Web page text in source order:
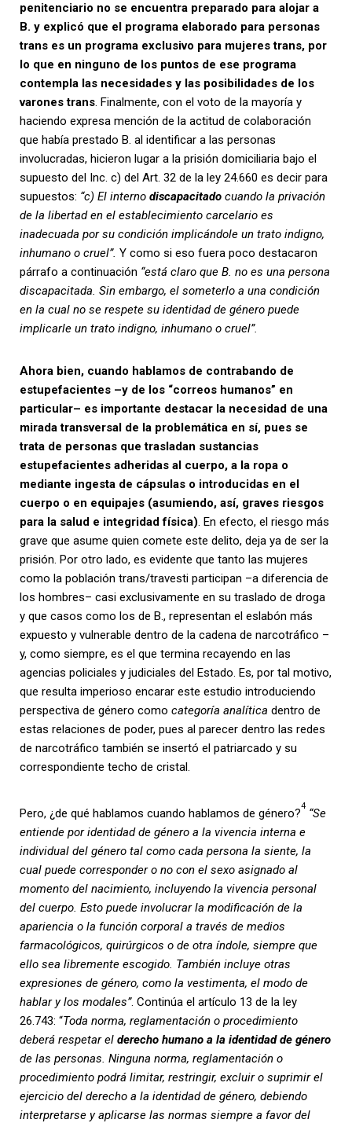
penitenciario no se encuentra preparado para alojar a
B. y explicó que el programa elaborado para personas
trans es un programa exclusivo para mujeres trans, por
lo que en ninguno de los puntos de ese programa
contempla las necesidades y las posibilidades de los
varones trans. Finalmente, con el voto de la mayoría y
haciendo expresa mención de la actitud de colaboración
que había prestado B. al identificar a las personas
involucradas, hicieron lugar a la prisión domiciliaria bajo el
supuesto del Inc. c) del Art. 32 de la ley 24.660 es decir para
supuestos: “c) El interno discapacitado cuando la privación
de la libertad en el establecimiento carcelario es
inadecuada por su condición implicándole un trato indigno,
inhumano o cruel”. Y como si eso fuera poco destacaron
párrafo a continuación “está claro que B. no es una persona
discapacitada. Sin embargo, el someterlo a una condición
en la cual no se respete su identidad de género puede
implicarle un trato indigno, inhumano o cruel”.
Ahora bien, cuando hablamos de contrabando de
estupefacientes –y de los “correos humanos” en
particular– es importante destacar la necesidad de una
mirada transversal de la problemática en sí, pues se
trata de personas que trasladan sustancias
estupefacientes adheridas al cuerpo, a la ropa o
mediante ingesta de cápsulas o introducidas en el
cuerpo o en equipajes (asumiendo, así, graves riesgos
para la salud e integridad física). En efecto, el riesgo más
grave que asume quien comete este delito, deja ya de ser la
prisión. Por otro lado, es evidente que tanto las mujeres
como la población trans/travesti participan –a diferencia de
los hombres– casi exclusivamente en su traslado de droga
y que casos como los de B., representan el eslabón más
expuesto y vulnerable dentro de la cadena de narcotráfico –
y, como siempre, es el que termina recayendo en las
agencias policiales y judiciales del Estado. Es, por tal motivo,
que resulta imperioso encarar este estudio introduciendo
perspectiva de género como categoría analítica dentro de
estas relaciones de poder, pues al parecer dentro las redes
de narcotráfico también se insertó el patriarcado y su
correspondiente techo de cristal.
Pero, ¿de qué hablamos cuando hablamos de género?
4
“Se
entiende por identidad de género a la vivencia interna e
individual del género tal como cada persona la siente, la
cual puede corresponder o no con el sexo asignado al
momento del nacimiento, incluyendo la vivencia personal
del cuerpo. Esto puede involucrar la modificación de la
apariencia o la función corporal a través de medios
farmacológicos, quirúrgicos o de otra índole, siempre que
ello sea libremente escogido. También incluye otras
expresiones de género, como la vestimenta, el modo de
hablar y los modales”. Continúa el artículo 13 de la ley
26.743: “Toda norma, reglamentación o procedimiento
deberá respetar el derecho humano a la identidad de género
de las personas. Ninguna norma, reglamentación o
procedimiento podrá limitar, restringir, excluir o suprimir el
ejercicio del derecho a la identidad de género, debiendo
interpretarse y aplicarse las normas siempre a favor del